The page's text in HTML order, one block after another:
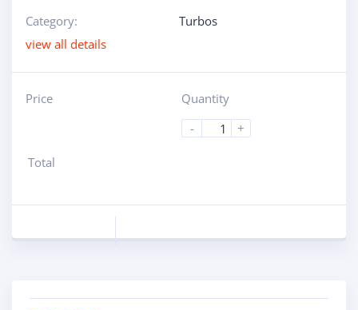
Category:
Turbos
view all details
Price
Quantity
-
+
Total